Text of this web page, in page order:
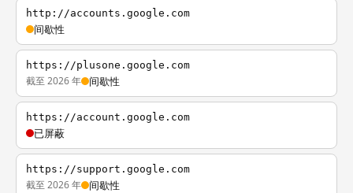
http://accounts.google.com
间歇性
https://plusone.google.com
截至 2026 年 间歇性
https://account.google.com
已屏蔽
https://support.google.com
截至 2026 年 间歇性